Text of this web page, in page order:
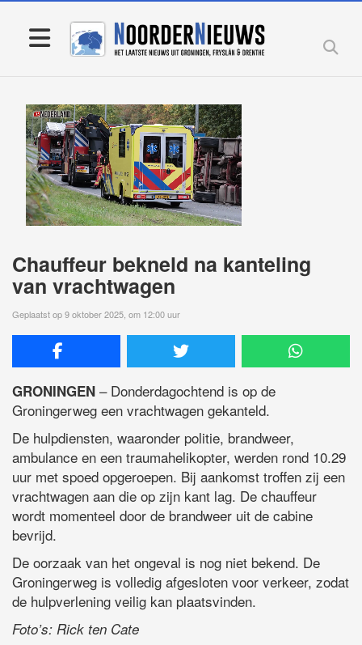
Chauffeur bekneld na kanteling
van vrachtwagen
Geplaatst op 9 oktober 2025, om 12:00 uur
GRONINGEN – Donderdagochtend is op de
Groningerweg een vrachtwagen gekanteld.
De hulpdiensten, waaronder politie, brandweer,
ambulance en een traumahelikopter, werden rond 10.29
uur met spoed opgeroepen. Bij aankomst troffen zij een
vrachtwagen aan die op zijn kant lag. De chauffeur
wordt momenteel door de brandweer uit de cabine
bevrijd.
De oorzaak van het ongeval is nog niet bekend. De
Groningerweg is volledig afgesloten voor verkeer, zodat
de hulpverlening veilig kan plaatsvinden.
Foto’s: Rick ten Cate